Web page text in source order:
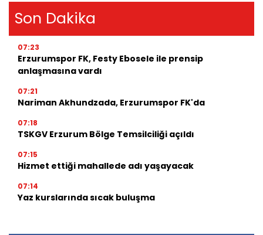
Son Dakika
07:23
Erzurumspor FK, Festy Ebosele ile prensip
anlaşmasına vardı
07:21
Nariman Akhundzada, Erzurumspor FK'da
07:18
TSKGV Erzurum Bölge Temsilciliği açıldı
07:15
Hizmet ettiği mahallede adı yaşayacak
07:14
Yaz kurslarında sıcak buluşma